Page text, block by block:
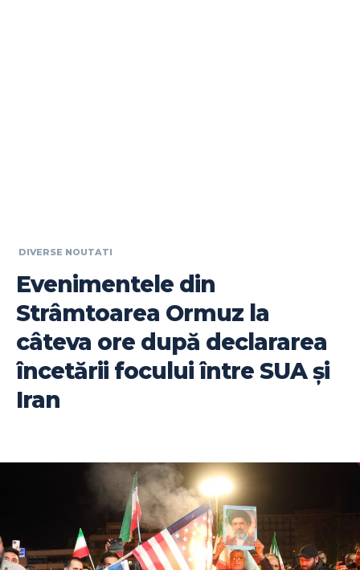
DIVERSE NOUTATI
Evenimentele din
Strâmtoarea Ormuz la
câteva ore după declararea
încetării focului între SUA și
Iran